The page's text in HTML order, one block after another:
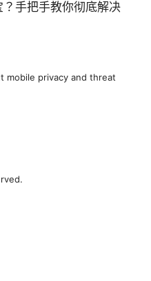
手把手教你彻底解决
mobile privacy and threat